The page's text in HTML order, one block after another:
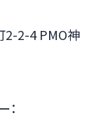
2-2-4 PMO神
：